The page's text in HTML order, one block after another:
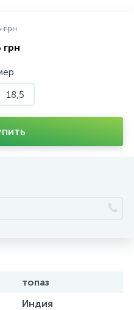
грн
грн
18,5
топаз
Индия